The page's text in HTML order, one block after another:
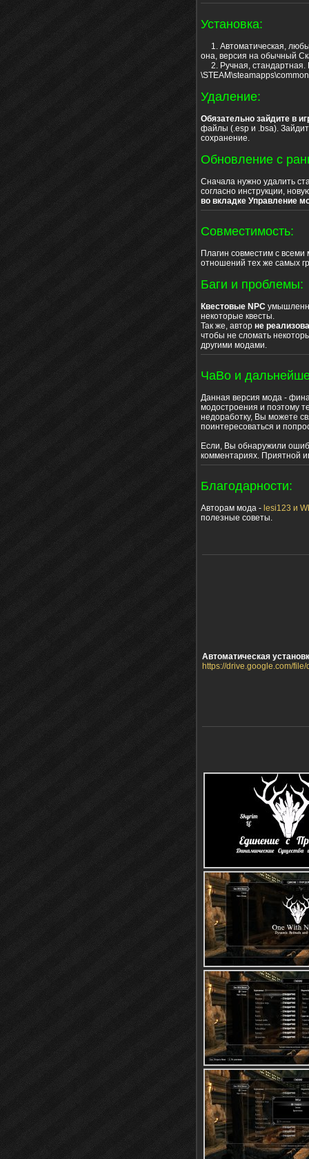
Установка:
1. Автоматическая,
она, версия на обычный
2. Ручная, стандартная.
Удаление:
Обязательно зайдите в
файлы (.esp и .bsa).
сохранение.
Обновление с
Сначала нужно удалить
согласно инструкции,
во вкладке Управление
Совместимость:
Плагин совместим с
отношений тех же самых
Баги и проблемы:
Квестовые NPC
некоторые квесты.
Так же, автор не
чтобы не сломать
другими модами.
ЧаВо и
Данная версия мода -
модостроения и поэтому
недоработку, Вы можете
поинтересоваться и
Если, Вы обнаружили
комментариях. Приятной
Благодарности:
Авторам мода - lesi123 и
полезные советы.
Автоматическая
https://drive.google.com/